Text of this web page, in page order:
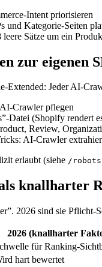
Intent priorisieren
und Kategorie-Seiten
leere Sätze um ein
zur eigenen
Jeder AI-
Crawler pflegen
Datei (Shopify rendert
Review,
AI-Crawler
erlaubt (siehe /
knallharter
2026 sind sie Pflicht-
2026 (knallharter
für Ranking-
hart bewertet